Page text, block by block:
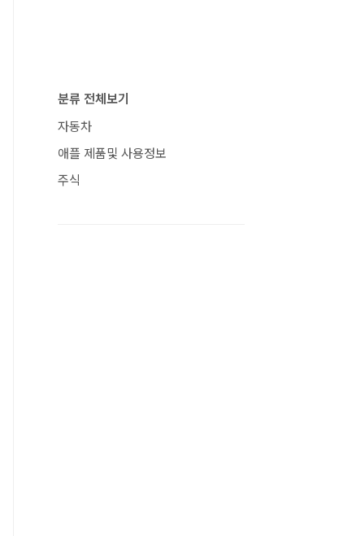
분류 전체보기
자동차
애플 제품및 사용정보
주식